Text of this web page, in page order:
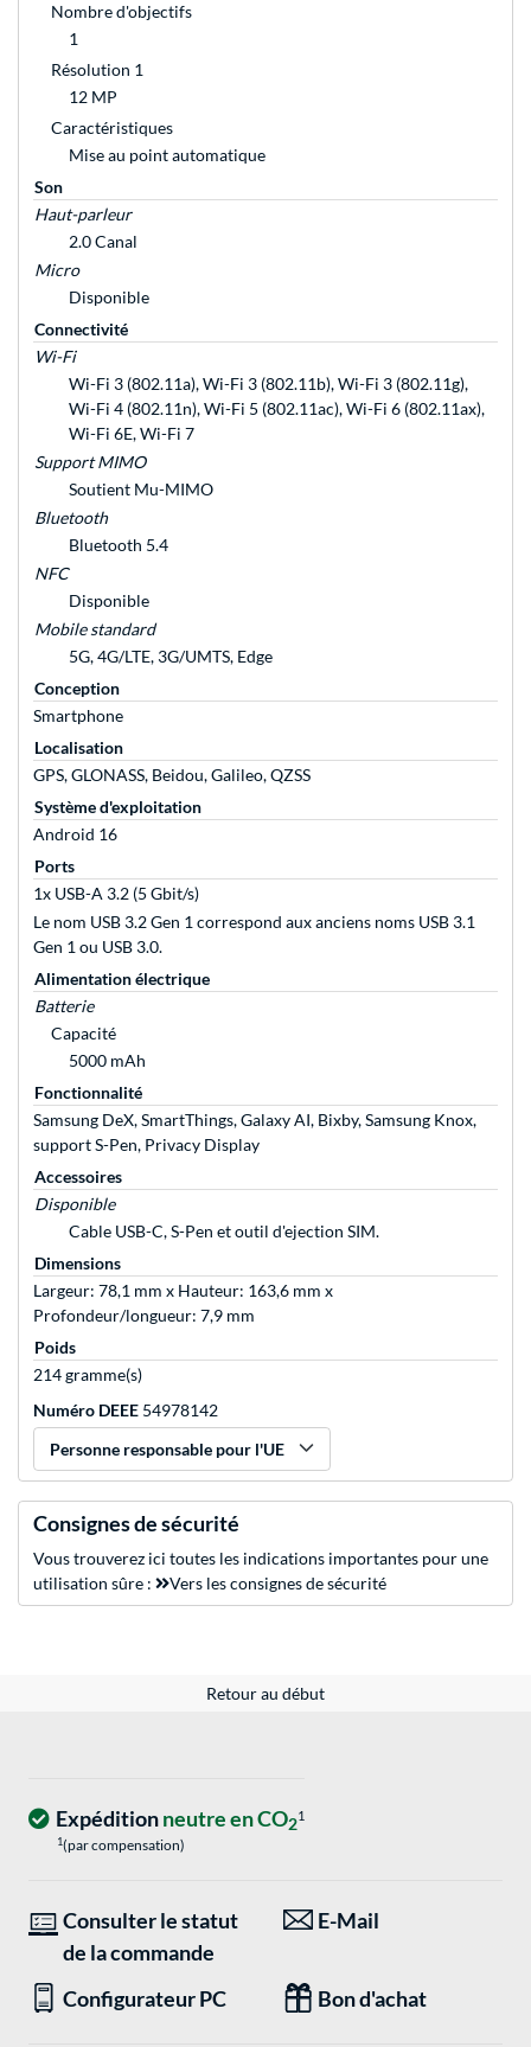
Nombre d'objectifs
1
Résolution 1
12 MP
Caractéristiques
Mise au point automatique
Son
Haut-parleur
2.0 Canal
Micro
Disponible
Connectivité
Wi-Fi
Wi-Fi 3 (802.11a), Wi-Fi 3 (802.11b), Wi-Fi 3 (802.11g),
Wi-Fi 4 (802.11n), Wi-Fi 5 (802.11ac), Wi-Fi 6 (802.11ax),
Wi-Fi 6E, Wi-Fi 7
Support MIMO
Soutient Mu-MIMO
Bluetooth
Bluetooth 5.4
NFC
Disponible
Mobile standard
5G, 4G/LTE, 3G/UMTS, Edge
Conception
Smartphone
Localisation
GPS, GLONASS, Beidou, Galileo, QZSS
Système d'exploitation
Android 16
Ports
1x USB-A 3.2 (5 Gbit/s)
Le nom USB 3.2 Gen 1 correspond aux anciens noms USB 3.1
Gen 1 ou USB 3.0.
Alimentation électrique
Batterie
Capacité
5000 mAh
Fonctionnalité
Samsung DeX, SmartThings, Galaxy AI, Bixby, Samsung Knox,
support S-Pen, Privacy Display
Accessoires
Disponible
Cable USB-C, S-Pen et outil d'ejection SIM.
Dimensions
Largeur: 78,1 mm x Hauteur: 163,6 mm x
Profondeur/longueur: 7,9 mm
Poids
214 gramme(s)
Numéro DEEE 54978142
Personne responsable pour l'UE
Consignes de sécurité
Vous trouverez ici toutes les indications importantes pour une
utilisation sûre :
Vers les consignes de sécurité
Retour au début
Expéditionneutre en CO21
1(par compensation)
Consulter le statut
de la commande
E-Mail
Configurateur PC Bon d'achat